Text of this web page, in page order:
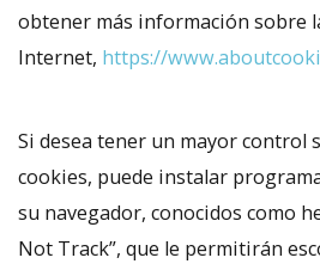
obtener más información sobre
Internet, https://
Si desea tener un mayor control
cookies, puede instalar
su navegador, conocidos como
Not Track”, que le permitirán